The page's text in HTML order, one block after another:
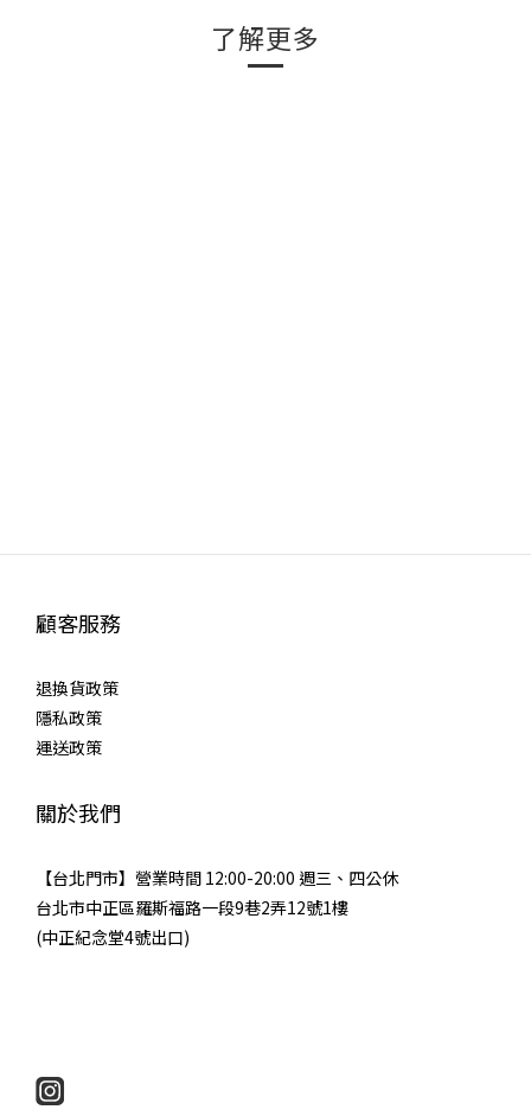
了解更多
顧客服務
退換貨政策
隱私政策
運送政策
關於我們
【台北門市】營業時間 12:00-20:00 週三、四公休
台北市中正區羅斯福路一段9巷2弄12號1樓
(中正紀念堂4號出口)